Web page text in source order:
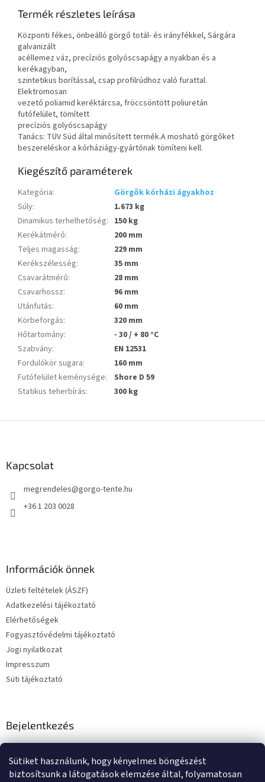
Sütiket használunk, hogy kényelmes böngészést
biztosítsunk a látogatások elemzése által, folyamatosan
Termék részletes leírása
Központi fékes, önbeálló görgő totál- és irányfékkel, Sárgára
galvanizált
acéllemez váz, precíziós golyóscsapágy a nyakban és a
kerékagyban,
szintetikus borítással, csap profilrúdhoz való furattal.
Elektromosan
vezető poliamid keréktárcsa, fröccsöntött poliuretán
futófelület, tömített
precíziós golyóscsapágy
Tanács: TÜV Süd által minősített termék.A mosható görgőket
beszereléskor a kórháziágy-gyártónak tömíteni kell.
Kiegészítő paraméterek
Kategória:
Görgők kórházi ágyakhoz
Súly:
1.673 kg
Dinamikus terhelhetőség: 150 kg
Kerékátmérő:
200 mm
Teljes magasság:
229 mm
Kerékszélesség:
35 mm
Csavarátmérő:
28 mm
Csavarhossz:
96 mm
Utánfutás:
60 mm
Körbeforgás:
320 mm
Hőtartomány:
- 30 / + 80 °C
Szabvány:
EN 12531
Fordulókör sugara:
160 mm
Futófelület keménysége:
Shore D 59
Statikus teherbírás: 300 kg
Kapcsolat
megrendeles@gorgo-tente.hu
+36 1 203 0028
Információk önnek
Üzleti feltételek (ÁSZF)
Adatkezelési tájékoztató
Elérhetőségek
Fogyasztóvédelmi tájékoztató
Jogi nyilatkozat
Impresszum
Süti tájékoztató
Bejelentkezés
Jelszó